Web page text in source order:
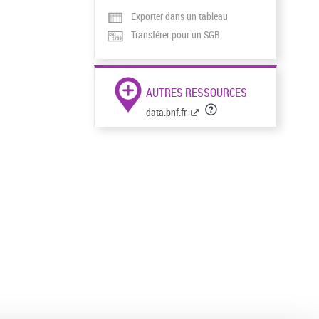
Exporter dans un tableau
Transférer pour un SGB
AUTRES RESSOURCES
data.bnf.fr